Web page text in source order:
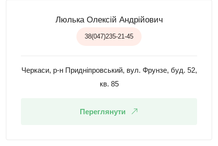
Люлька Олексій Андрійович
38(047)235-21-45
Черкаси, р-н Придніпровський, вул. Фрунзе, буд. 52,
кв. 85
Переглянути